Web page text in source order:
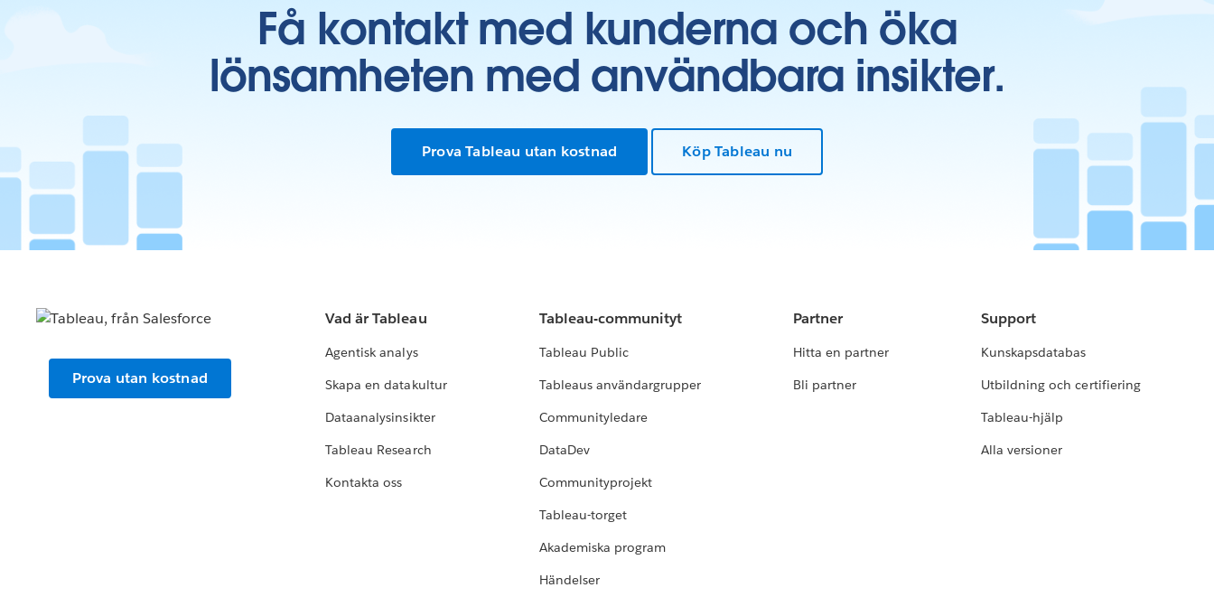
Få kontakt med kunderna och öka
lönsamheten med användbara insikter.
Prova Tableau utan kostnad Köp Tableau nu
Prova utan kostnad
Vad är Tableau
Agentisk analys
Skapa en datakultur
Dataanalysinsikter
Tableau Research
Kontakta oss
Tableau-communityt
Tableau Public
Tableaus användargrupper
Communityledare
DataDev
Communityprojekt
Tableau-torget
Akademiska program
Händelser
Partner
Hitta en partner
Bli partner
Support
Kunskapsdatabas
Utbildning och certifiering
Tableau-hjälp
Alla versioner